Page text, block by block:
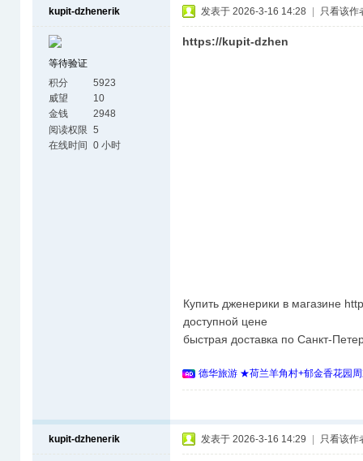
kupit-dzhenerik
等待验证
积分
5923
威望
10
金钱
2948
阅读权限 5
在线时间 0 小时
发表于 2026-3-16 14:28 只看该作
https://kupit-dzhen
Купить дженерики в магазине
доступной цене
быстрая доставка по Санкт-
德华旅游 ★荷兰羊角村+郁金香花园
kupit-dzhenerik 发表于 2026-3-16 14:29 只看该作